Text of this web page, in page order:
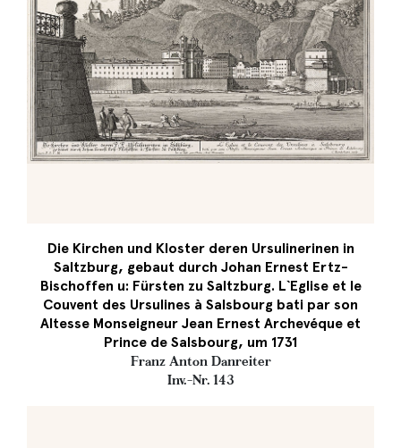
Die Kirchen und Kloster deren Ursulinerinen in
Saltzburg, gebaut durch Johan Ernest Ertz-
Bischoffen u: Fürsten zu Saltzburg. L`Eglise et le
Couvent des Ursulines à Salsbourg bati par son
Altesse Monseigneur Jean Ernest Archevéque et
Prince de Salsbourg, um 1731
Franz Anton Danreiter
Inv.-Nr. 143